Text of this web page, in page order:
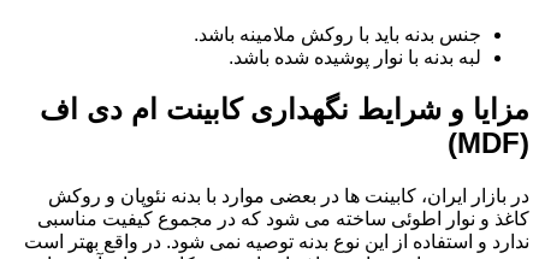
جنس بدنه باید با روکش ملامینه باشد.
لبه بدنه با نوار پوشیده شده باشد.
مزایا و شرایط نگهداری کابینت ام دی اف
(MDF)
در بازار ایران، کابینت ها در بعضی موارد با بدنه نئوپان و روکش
کاغذ و نوار اطوئی ساخته می شود که در مجموع کیفیت مناسبی
ندارد و استفاده از این نوع بدنه توصیه نمی شود. در واقع بهتر است